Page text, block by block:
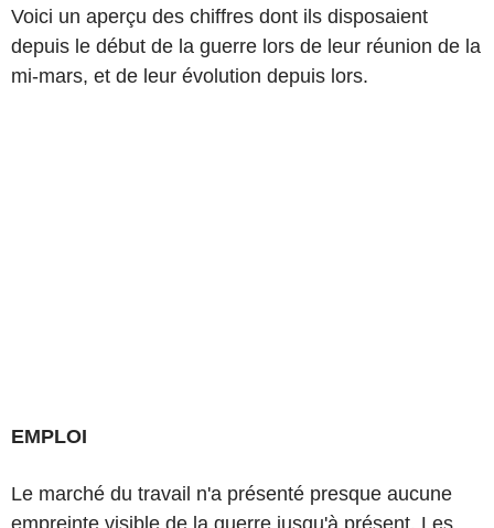
Voici un aperçu des chiffres dont ils disposaient
depuis le début de la guerre lors de leur réunion de la
mi-mars, et de leur évolution depuis lors.
EMPLOI
Le marché du travail n'a présenté presque aucune
empreinte visible de la guerre jusqu'à présent. Les